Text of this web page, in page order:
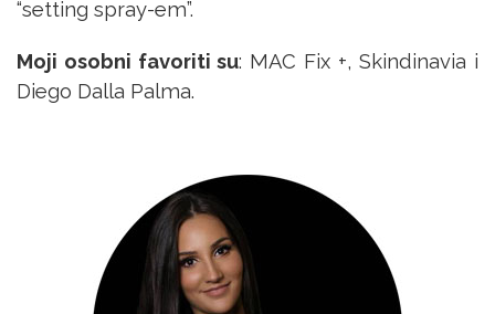
“setting spray-em”.
Moji osobni favoriti su: MAC Fix +, Skindinavia i
Diego Dalla Palma.